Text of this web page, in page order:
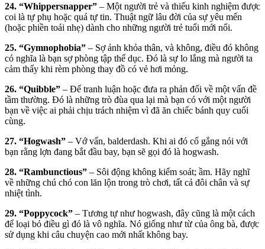
24. “Whippersnapper” – Một người trẻ và thiếu kinh nghiệm được
coi là tự phụ hoặc quá tự tin. Thuật ngữ lâu đời của sự yêu mến
(hoặc phiền toái nhẹ) dành cho những người trẻ tuổi mới nổi.
25. “Gymnophobia” – Sợ ảnh khỏa thân, và không, điều đó không
có nghĩa là bạn sợ phòng tập thể dục. Đó là sự lo lắng mà người ta
cảm thấy khi rèm phòng thay đồ có vẻ hơi mỏng.
26. “Quibble” – Để tranh luận hoặc đưa ra phản đối về một vấn đề
tầm thường. Đó là những trò đùa qua lại mà bạn có với một người
bạn về việc ai phải chịu trách nhiệm vì đã ăn chiếc bánh quy cuối
cùng.
27. “Hogwash” – Vớ vẩn, balderdash. Khi ai đó cố gắng nói với
bạn rằng lợn đang bắt đầu bay, bạn sẽ gọi đó là hogwash.
28. “Rambunctious” – Sôi động không kiểm soát; ầm. Hãy nghĩ
về những chú chó con lăn lộn trong trò chơi, tất cả đôi chân và sự
nhiệt tình.
29. “Poppycock” – Tương tự như hogwash, đây cũng là một cách
để loại bỏ điều gì đó là vô nghĩa. Nó giống như từ của ông bà, được
sử dụng khi câu chuyện cao mới nhất không bay.